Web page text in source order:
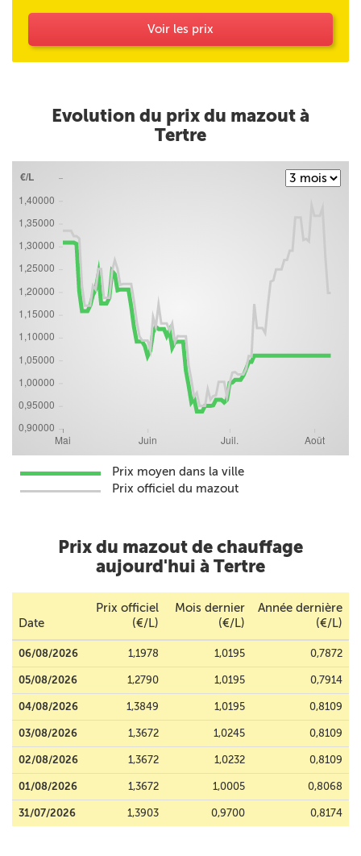
Voir les prix
Evolution du prix du mazout à
Tertre
Prix moyen dans la ville
Prix officiel du mazout
Prix du mazout de chauffage
aujourd'hui à Tertre
Date
Prix officiel
(€/L)
Mois dernier
(€/L)
Année dernière
(€/L)
06/08/2026 1,1978 1,0195 0,7872
05/08/2026 1,2790 1,0195 0,7914
04/08/2026 1,3849 1,0195 0,8109
03/08/2026 1,3672 1,0245 0,8109
02/08/2026 1,3672 1,0232 0,8109
01/08/2026 1,3672 1,0005 0,8068
31/07/2026 1,3903 0,9700 0,8174